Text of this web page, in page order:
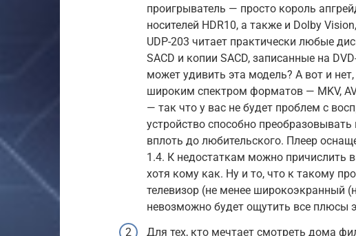
проигрыватель — просто король
носителей HDR10, а также и Dolby
UDP-203 читает практически любые
SACD и копии SАСD, записанные на
может удивить эта модель? А вот и
широким спектром форматов — MKV,
— так что у вас не будет проблем с
устройство способно
вплоть до любительского. Плеер
1.4. К недостаткам можно причислить
хотя кому как. Ну и то, что к такому
телевизор (не менее широкоэкранный
невозможно будет ощутить все плюсы
Для тех, кто мечтает смотреть дома